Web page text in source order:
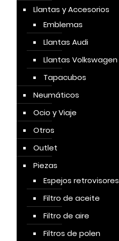
Llantas y Accesorios
Emblemas
Llantas Audi
Llantas Volkswagen
Tapacubos
Neumáticos
Ocio y Viaje
Otros
Outlet
Piezas
Espejos retrovisores
Filtro de aceite
Filtro de aire
Filtros de polen